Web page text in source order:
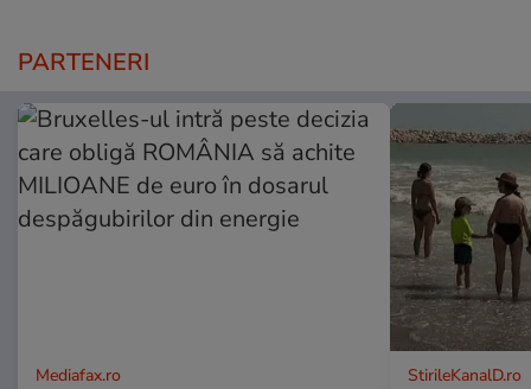
PARTENERI
Mediafax.ro StirileKanalD.ro